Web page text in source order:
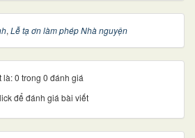
, Lễ tạ ơn làm phép Nhà nguyện
0 trong 0 đánh giá
để đánh giá bài viết